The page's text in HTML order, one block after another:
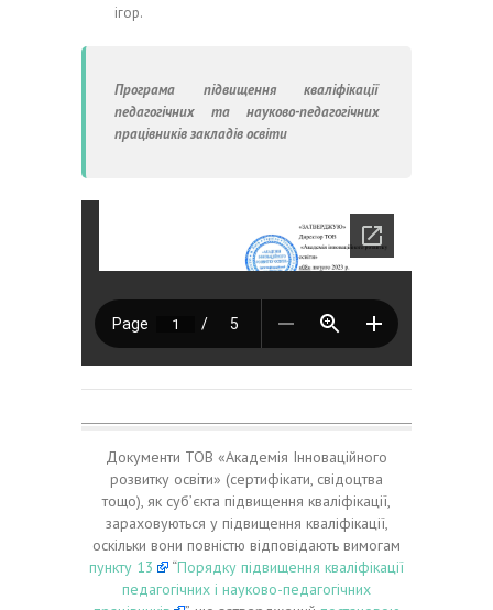
ігор.
Програма підвищення кваліфікації
педагогічних та науково-педагогічних
працівників закладів освіти
Документи ТОВ «Академія Інноваційного
розвитку освіти» (сертифікати, свідоцтва
тощо), як суб’єкта підвищення кваліфікації,
зараховуються у підвищення кваліфікації,
оскільки вони повністю відповідають вимогам
пункту 13
“Порядку підвищення кваліфікації
педагогічних і науково-педагогічних